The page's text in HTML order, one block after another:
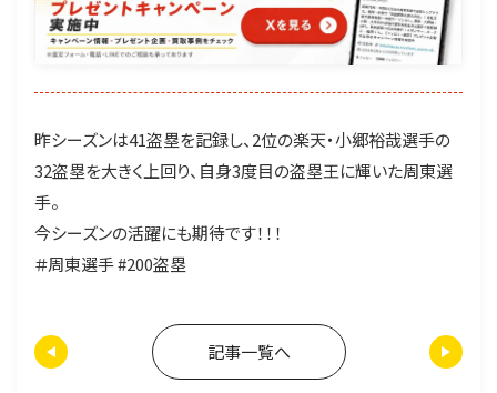
昨シーズンは41盗塁を記録し、2位の楽天・小郷裕哉選手の
32盗塁を大きく上回り、自身3度目の盗塁王に輝いた周東選
手。
今シーズンの活躍にも期待です！！！
＃周東選手#200盗塁
記事一覧へ